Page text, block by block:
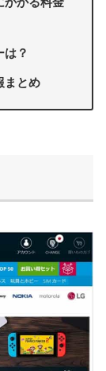
は？
まとめ